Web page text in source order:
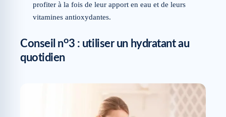
profiter à la fois de leur apport en eau et de leurs
vitamines antioxydantes.
Conseil no3 : utiliser un hydratant au
quotidien